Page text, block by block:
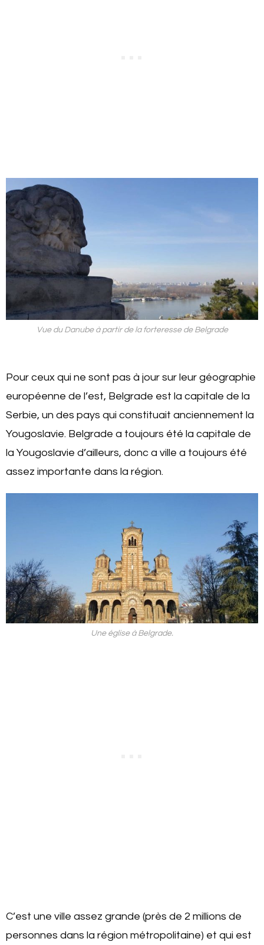
Vue du Danube à partir de la forteresse de Belgrade
Pour ceux qui ne sont pas à jour sur leur géographie
européenne de l’est, Belgrade est la capitale de la
Serbie, un des pays qui constituait anciennement la
Yougoslavie. Belgrade a toujours été la capitale de
la Yougoslavie d’ailleurs, donc a ville a toujours été
assez importante dans la région.
Une église à Belgrade.
C’est une ville assez grande (près de 2 millions de
personnes dans la région métropolitaine) et qui est